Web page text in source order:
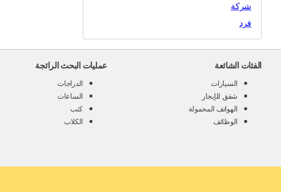
5
7
شركة
فرد
الفئات الشائعة
السيارات
شقق للإيجار
الهواتف المحمولة
الوظائف
عمليات البحث الرائجة
الدراجات
الساعات
كتب
الكلاب